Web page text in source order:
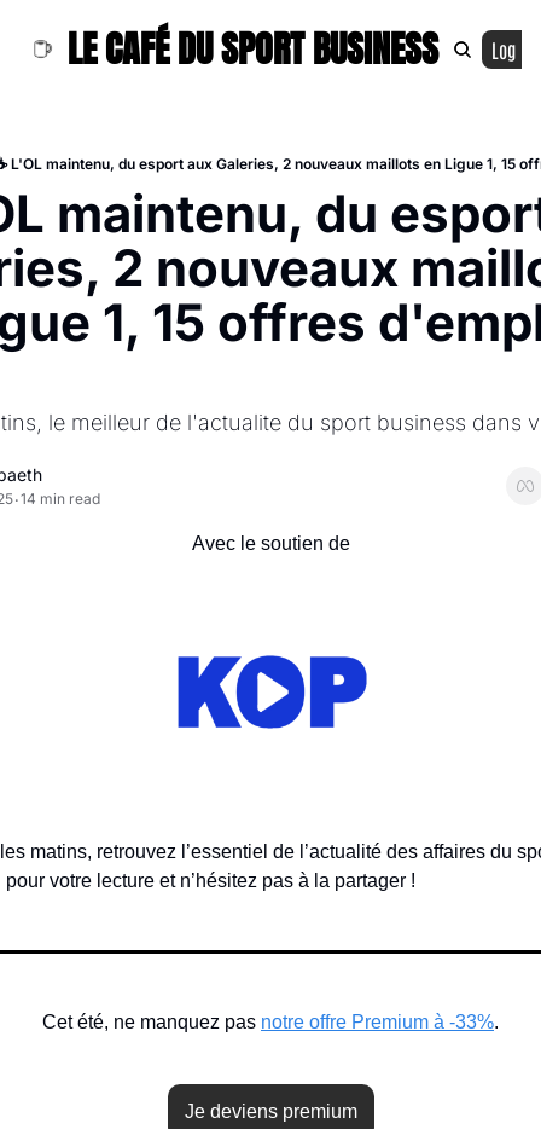
LE CAFÉ DU SPORT BUSINESS Log In
L'OL maintenu, du esport aux Galeries, 2 nouveaux maillots en Ligue 1, 15
maintenu, du
2 nouveaux
1, 15 offres
le meilleur de l'actualite du sport business dans
•14 min read
Avec le soutien de
matins, retrouvez l’essentiel de l’actualité des affaires du
pour votre lecture et n’hésitez pas à la partager !
Cet été, ne manquez pas notre offre Premium à -33%.
Je deviens premium